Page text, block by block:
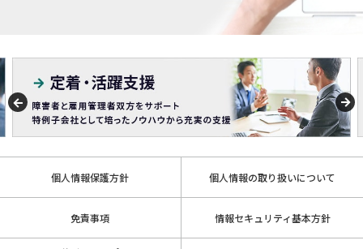
個人情報保護方針 個人情報の取り扱いについて
免責事項 情報セキュリティ基本方針